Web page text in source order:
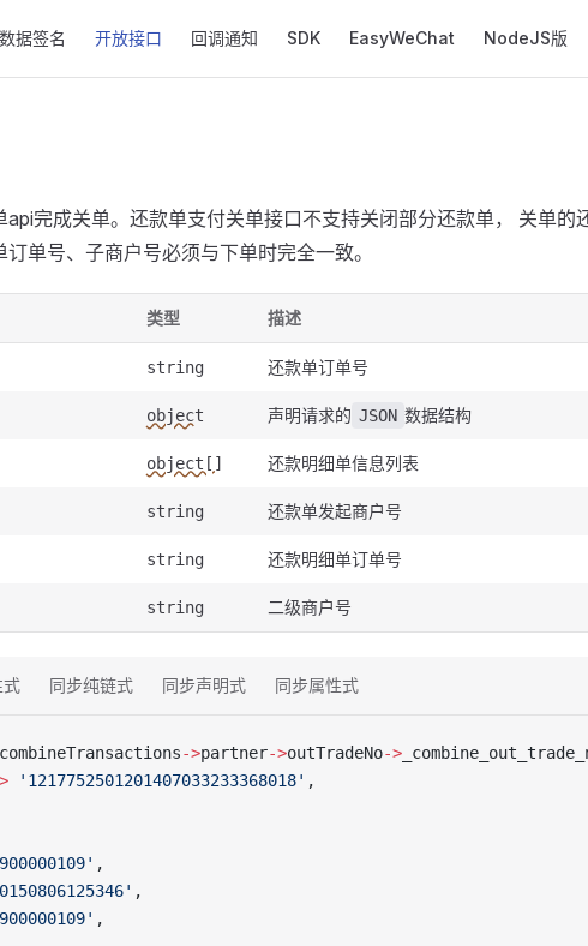
数据签名 开放接口 回调通知 SDK EasyWeChat NodeJS版
完成关单。还款单支付关单接口不支持关闭部分还款单， 关单的
单号、子商户号必须与下单时完全一致。
类型 描述
string 还款单订单号
object 声明请求的 JSON 数据结构
object[] 还款明细单信息列表
string 还款单发起商户号
string 还款明细单订单号
string 二级商户号
式 同步纯链式 同步声明式 同步属性式
combineTransactions->partner->outTradeNo->
'1217752501201407033233368018' ,
,
,
,